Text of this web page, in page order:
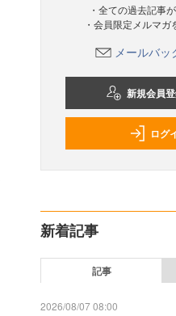
・全ての過去記事
・会員限定メルマ
メールバッ
新規会員
ログ
新着記事
記事
2026/08/07 08:00